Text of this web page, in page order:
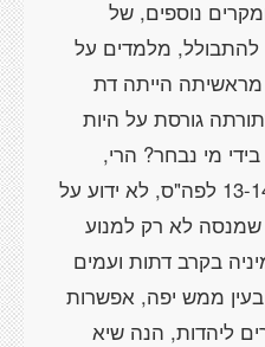
נוספים, של
להתבולל, מלמדים על
הייתה דת
גורסת על היות
מי נבחר? הרי,
באותה עת, דהינו במאות 13-14 לפה"ס, לא ידוע על
שמנסה לא רק למנוע
בקרב דתות ועמים
ממש יפה, אפשרות
ליהדות, הנה שיא